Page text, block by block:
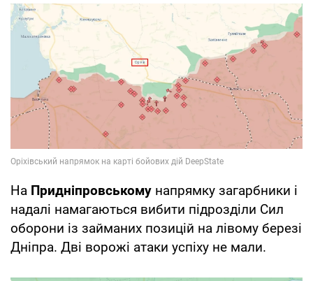
На Придніпровському напрямку загарбники і
надалі намагаються вибити підрозділи Сил
оборони із займаних позицій на лівому березі
Дніпра. Дві ворожі атаки успіху не мали.